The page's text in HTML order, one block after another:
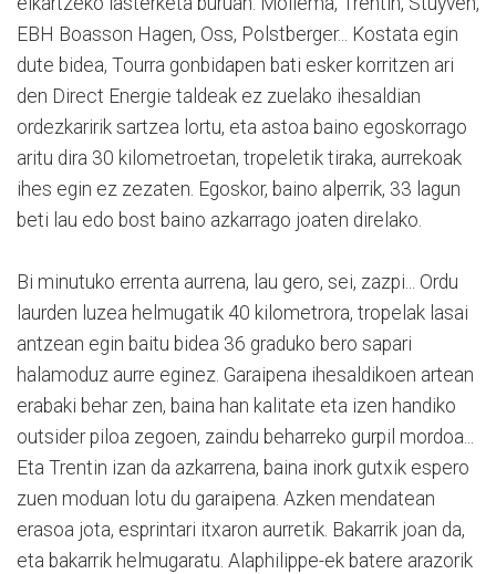
EBH Boasson Hagen, Oss, Polstberger... Kostata egin
dute bidea, Tourra gonbidapen bati esker korritzen ari
den Direct Energie taldeak ez zuelako ihesaldian
ordezkaririk sartzea lortu, eta astoa baino egoskorrago
aritu dira 30 kilometroetan, tropeletik tiraka, aurrekoak
ihes egin ez zezaten. Egoskor, baino alperrik, 33 lagun
beti lau edo bost baino azkarrago joaten direlako.
Bi minutuko errenta aurrena, lau gero, sei, zazpi... Ordu
laurden luzea helmugatik 40 kilometrora, tropelak lasai
antzean egin baitu bidea 36 graduko bero sapari
halamoduz aurre eginez. Garaipena ihesaldikoen artean
erabaki behar zen, baina han kalitate eta izen handiko
outsider piloa zegoen, zaindu beharreko gurpil mordoa...
Eta Trentin izan da azkarrena, baina inork gutxik espero
zuen moduan lotu du garaipena. Azken mendatean
erasoa jota, esprintari itxaron aurretik. Bakarrik joan da,
eta bakarrik helmugaratu. Alaphilippe-ek batere arazorik